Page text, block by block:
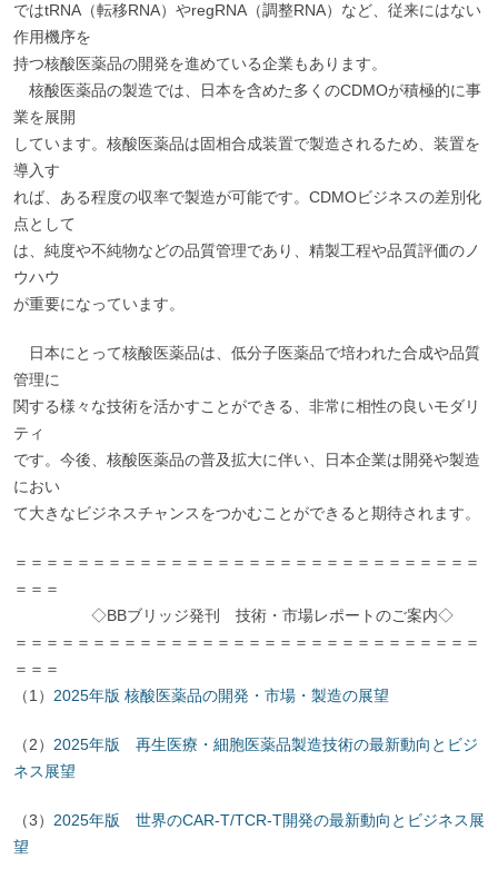
ではtRNA（転移RNA）やregRNA（調整RNA）など、従来にはない
作用機序を
持つ核酸医薬品の開発を進めている企業もあります。
核酸医薬品の製造では、日本を含めた多くのCDMOが積極的に事
業を展開
しています。核酸医薬品は固相合成装置で製造されるため、装置を
導入す
れば、ある程度の収率で製造が可能です。CDMOビジネスの差別化
点として
は、純度や不純物などの品質管理であり、精製工程や品質評価のノ
ウハウ
が重要になっています。
日本にとって核酸医薬品は、低分子医薬品で培われた合成や品質
管理に
関する様々な技術を活かすことができる、非常に相性の良いモダリ
ティ
です。今後、核酸医薬品の普及拡大に伴い、日本企業は開発や製造
におい
て大きなビジネスチャンスをつかむことができると期待されます。
＝＝＝＝＝＝＝＝＝＝＝＝＝＝＝＝＝＝＝＝＝＝＝＝＝＝＝＝＝＝
＝＝＝
◇BBブリッジ発刊 技術・市場レポートのご案内◇
＝＝＝＝＝＝＝＝＝＝＝＝＝＝＝＝＝＝＝＝＝＝＝＝＝＝＝＝＝＝
＝＝＝
（1） 2025年版 核酸医薬品の開発・市場・製造の展望
（2） 2025年版 再生医療・細胞医薬品製造技術の最新動向とビジ
ネス展望
（3） 2025年版 世界のCAR-T/TCR-T開発の最新動向とビジネス展
望